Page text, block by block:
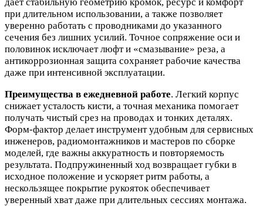
при длительном использовании, а также позволяет
уверенно работать с проводниками до указанного
сечения без лишних усилий. Точное сопряжение оси и
половинок исключает люфт и «смазывание» реза, а
антикоррозионная защита сохраняет рабочие качества
даже при интенсивной эксплуатации.
Преимущества в ежедневной работе. Легкий корпус
снижает усталость кисти, а точная механика помогает
получать чистый срез на проводах и тонких деталях.
Форм‑фактор делает инструмент удобным для сервисных
инженеров, радиомонтажников и мастеров по сборке
моделей, где важны аккуратность и повторяемость
результата. Подпружиненный ход возвращает губки в
исходное положение и ускоряет ритм работы, а
нескользящее покрытие рукояток обеспечивает
уверенный хват даже при длительных сессиях монтажа.